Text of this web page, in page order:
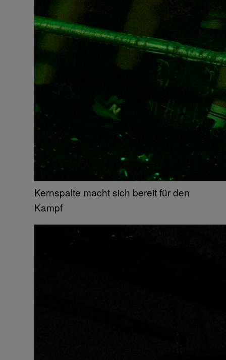
Kernspalte macht sich bereit für den
Kampf